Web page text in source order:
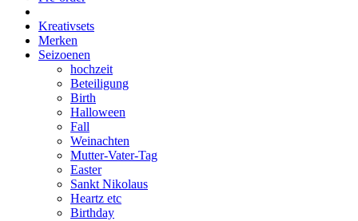
Kreativsets
Merken
Seizoenen
hochzeit
Beteiligung
Birth
Halloween
Fall
Weinachten
Mutter-Vater-Tag
Easter
Sankt Nikolaus
Heartz etc
Birthday